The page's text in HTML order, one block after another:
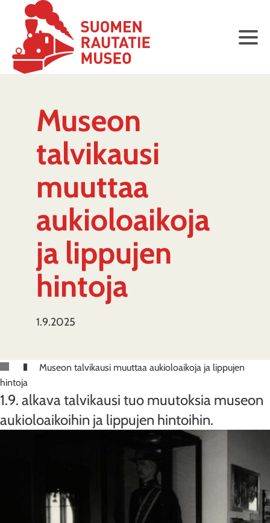
Museon
talvikausi
muuttaa
aukioloaikoja
ja lippujen
hintoja
1.9.2025
Museon talvikausi muuttaa aukioloaikoja ja lippujen
hintoja
1.9. alkava talvikausi tuo muutoksia museon
aukioloaikoihin ja lippujen hintoihin.